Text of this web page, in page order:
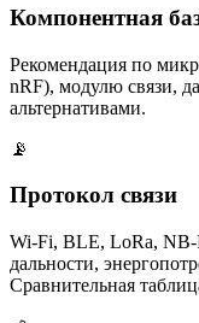
Компонентная
Рекомендация по
nRF), модулю связи,
альтернативами.
📡
Протокол связи
Wi-Fi, BLE, LoRa,
дальности,
Сравнительная